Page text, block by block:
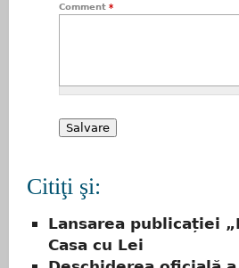
Comment *
Citiţi şi:
Lansarea publicației
Casa cu Lei